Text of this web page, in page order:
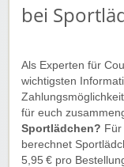
bei
Als Experten für
wichtigsten
für euch
Sportlädchen?
berechnet
5,95 € pro